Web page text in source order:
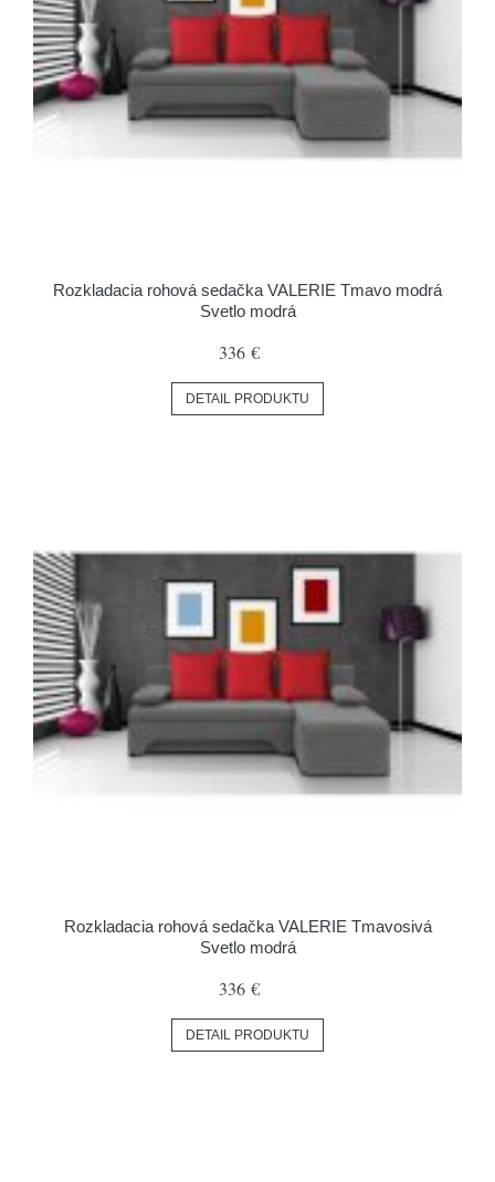
Rozkladacia rohová sedačka VALERIE Tmavo modrá
Svetlo modrá
336 €
DETAIL PRODUKTU
Rozkladacia rohová sedačka VALERIE Tmavosivá
Svetlo modrá
336 €
DETAIL PRODUKTU